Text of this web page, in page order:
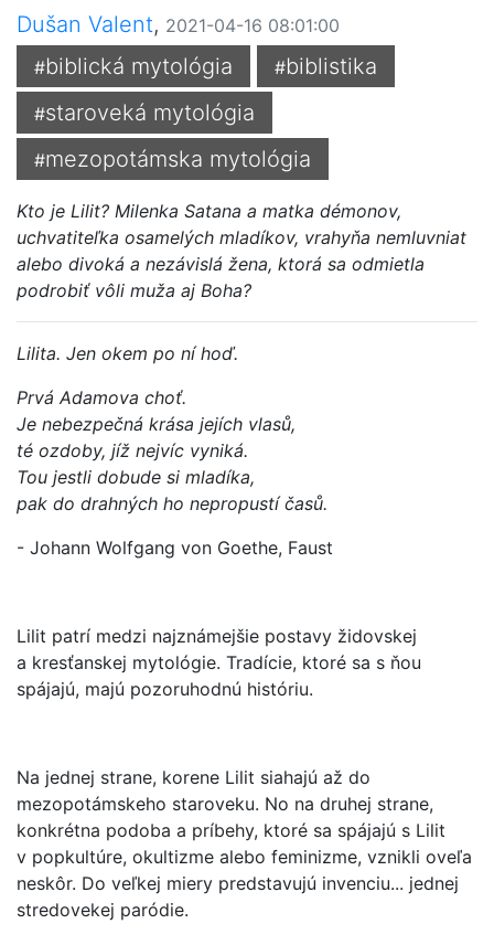
Dušan Valent, 2021-04-16 08:01:00
#biblická mytológia #biblistika
#staroveká mytológia
#mezopotámska mytológia
Kto je Lilit? Milenka Satana a matka démonov,
uchvatiteľka osamelých mladíkov, vrahyňa nemluvniat
alebo divoká a nezávislá žena, ktorá sa odmietla
podrobiť vôli muža aj Boha?
Lilita. Jen okem po ní hoď.
Prvá Adamova choť.
Je nebezpečná krása jejích vlasů,
té ozdoby, jíž nejvíc vyniká.
Tou jestli dobude si mladíka,
pak do drahných ho nepropustí časů.
- Johann Wolfgang von Goethe, Faust
Lilit patrí medzi najznámejšie postavy židovskej
a kresťanskej mytológie. Tradície, ktoré sa s ňou
spájajú, majú pozoruhodnú históriu.
Na jednej strane, korene Lilit siahajú až do
mezopotámskeho staroveku. No na druhej strane,
konkrétna podoba a príbehy, ktoré sa spájajú s Lilit
v popkultúre, okultizme alebo feminizme, vznikli oveľa
neskôr. Do veľkej miery predstavujú invenciu... jednej
stredovekej paródie.